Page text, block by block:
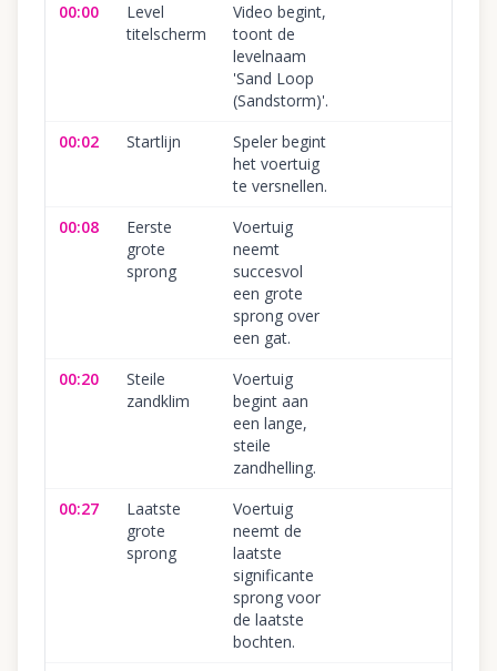
00:00
Level
titelscherm
Video begint,
toont de
levelnaam
'Sand Loop
(Sandstorm)'.
00:02
Startlijn
Speler begint
het voertuig
te versnellen.
00:08
Eerste
grote
sprong
Voertuig
neemt
succesvol
een grote
sprong over
een gat.
00:20
Steile
zandklim
Voertuig
begint aan
een lange,
steile
zandhelling.
00:27
Laatste
grote
sprong
Voertuig
neemt de
laatste
significante
sprong voor
de laatste
bochten.